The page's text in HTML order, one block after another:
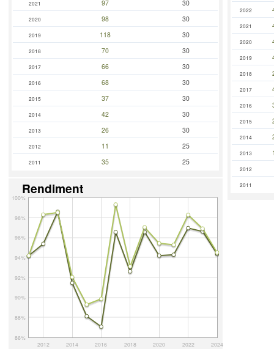
2022
2021
2020
2019
2018
2017
2016
2015
2014
2013
2012
2011
2021 97 30
2020 98 30
2019 118 30
2018 70 30
2017 66 30
2016 68 30
2015 37 30
2014 42 30
2013 26 30
2012 11 25
2011 35 25
Rendiment
2012 2014 2016 2018 2020 2022 2024
86%
88%
90%
92%
94%
96%
98%
100%